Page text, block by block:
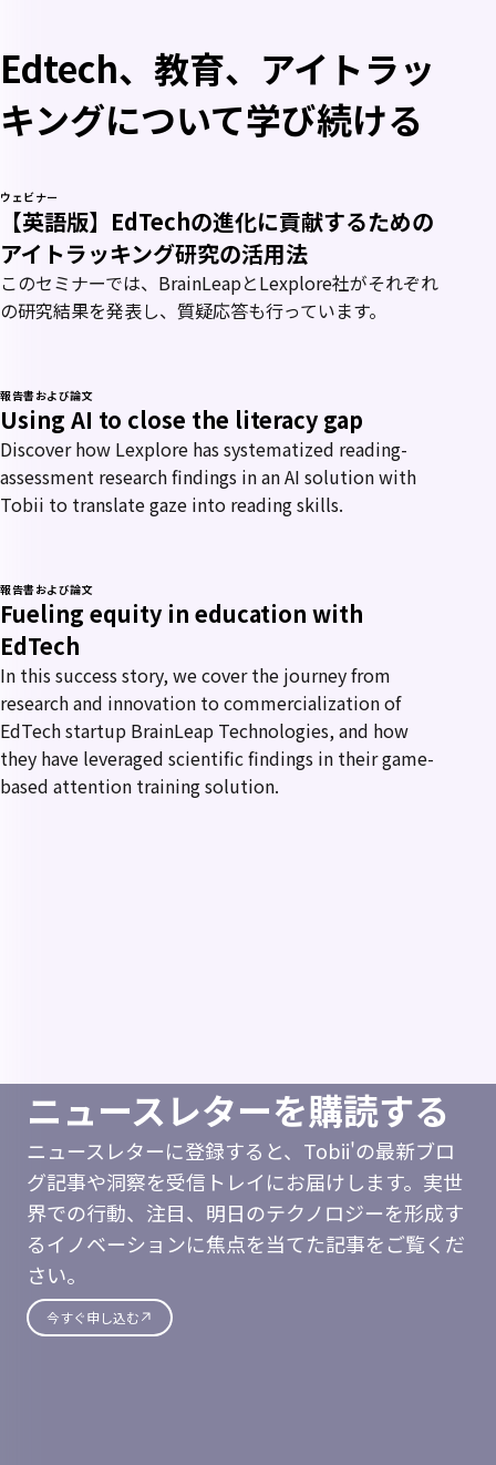
Edtech、教育、アイトラッ
キングについて学び続ける
ウェビナー
【英語版】EdTechの進化に貢献するための
アイトラッキング研究の活用法
このセミナーでは、BrainLeapとLexplore社がそれぞれ
の研究結果を発表し、質疑応答も行っています。
報告書および論文
Using AI to close the literacy gap
Discover how Lexplore has systematized reading-
assessment research findings in an AI solution with
Tobii to translate gaze into reading skills.
報告書および論文
Fueling equity in education with
EdTech
In this success story, we cover the journey from
research and innovation to commercialization of
EdTech startup BrainLeap Technologies, and how
they have leveraged scientific findings in their game-
based attention training solution.
ニュースレターを購読する
ニュースレターに登録すると、Tobii'の最新ブロ
グ記事や洞察を受信トレイにお届けします。実世
界での行動、注目、明日のテクノロジーを形成す
るイノベーションに焦点を当てた記事をご覧くだ
さい。
今すぐ申し込む